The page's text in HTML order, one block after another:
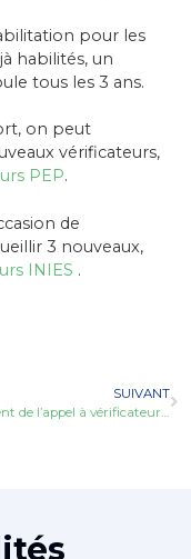
pour les
habilités, un
tous les 3 ans.
on peut
vérificateurs,
PEP.
de
3 nouveaux,
INIES .
SUIVANT
Lancement de l’appel à vérificateurs de l’appel à accompagnement n°2 #FAISTAFDES #FAISTONPEP